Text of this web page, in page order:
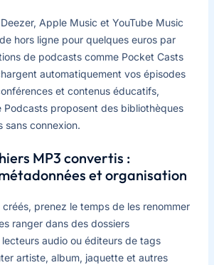
Apple Music et YouTube Music
hors ligne pour quelques euros par
de podcasts comme Pocket Casts
automatiquement vos épisodes
et contenus éducatifs,
Podcasts proposent des bibliothèques
sans connexion.
MP3 convertis :
et organisation
prenez le temps de les renommer
ranger dans des dossiers
audio ou éditeurs de tags
artiste, album, jaquette et autres